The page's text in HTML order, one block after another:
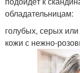
обладательницам:
голубых, серых или
кожи с нежно-